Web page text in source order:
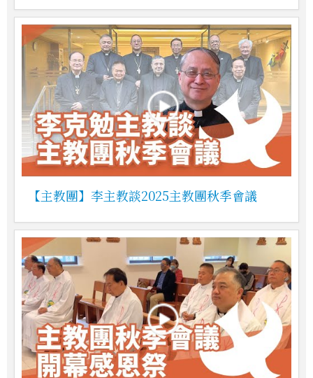
【主教團】李主教談2025主教團秋季會議